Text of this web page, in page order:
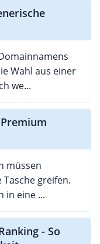
Wahl aus einer
we...
müssen
greifen.
in eine ...
- So